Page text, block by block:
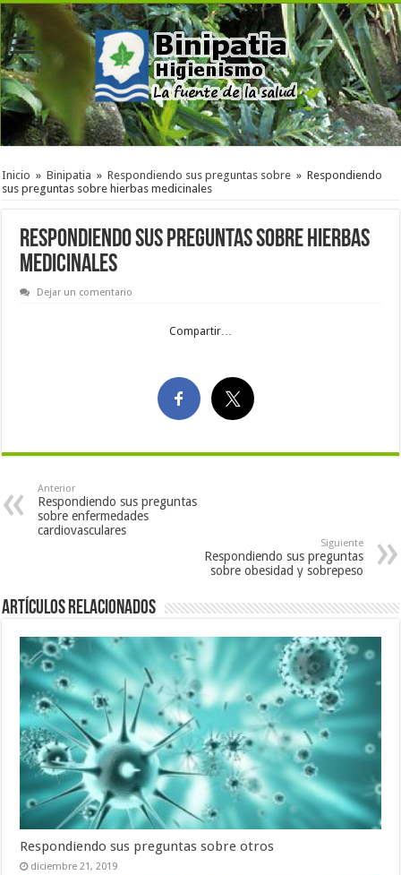
Inicio » Binipatia » Respondiendo sus preguntas sobre » Respondiendo
sus preguntas sobre hierbas medicinales
Respondiendo sus preguntas sobre hierbas
medicinales
Dejar un comentario
Compartir…
Anterior
Respondiendo sus preguntas
sobre enfermedades
cardiovasculares
Siguiente
Respondiendo sus preguntas
sobre obesidad y sobrepeso
Artículos Relacionados
Respondiendo sus preguntas sobre otros
diciembre 21, 2019